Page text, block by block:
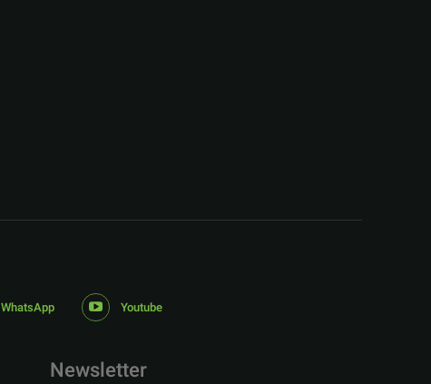
WhatsApp Youtube
Newsletter